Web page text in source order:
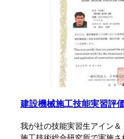
建設機械施工技能実習評
我が社の技能実習生アイ